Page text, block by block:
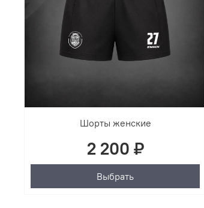
Шорты женские
2 200 ₽
Выбрать